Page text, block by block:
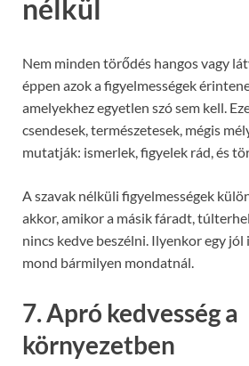
nélkül
Nem minden törődés hangos vagy
éppen azok a figyelmességek
amelyekhez egyetlen szó sem kell.
csendesek, természetesek, mégis
mutatják: ismerlek, figyelek rád, és
A szavak nélküli figyelmességek
akkor, amikor a másik fáradt,
nincs kedve beszélni. Ilyenkor egy
mond bármilyen mondatnál.
7. Apró kedvesség a
környezetben